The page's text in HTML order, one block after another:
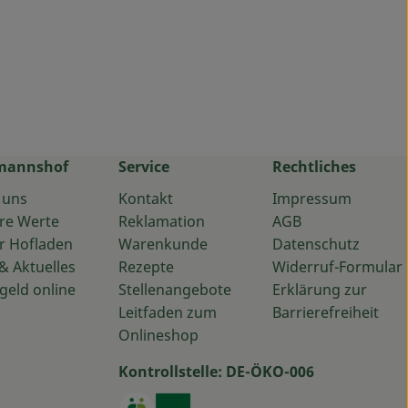
Werte
Hofladen
Aktuelles
online
Service
Kontakt
Reklamation
Warenkunde
Rezepte
Stellenangebote
Leitfaden zum
Onlineshop
Rechtliches
Impressum
AGB
Datenschutz
Widerruf-Formular
Erklärung zur
Barrierefreiheit
www.instagram.com/baumannshof/
www.facebook.com/
Kontrollstelle: DE-ÖKO-006